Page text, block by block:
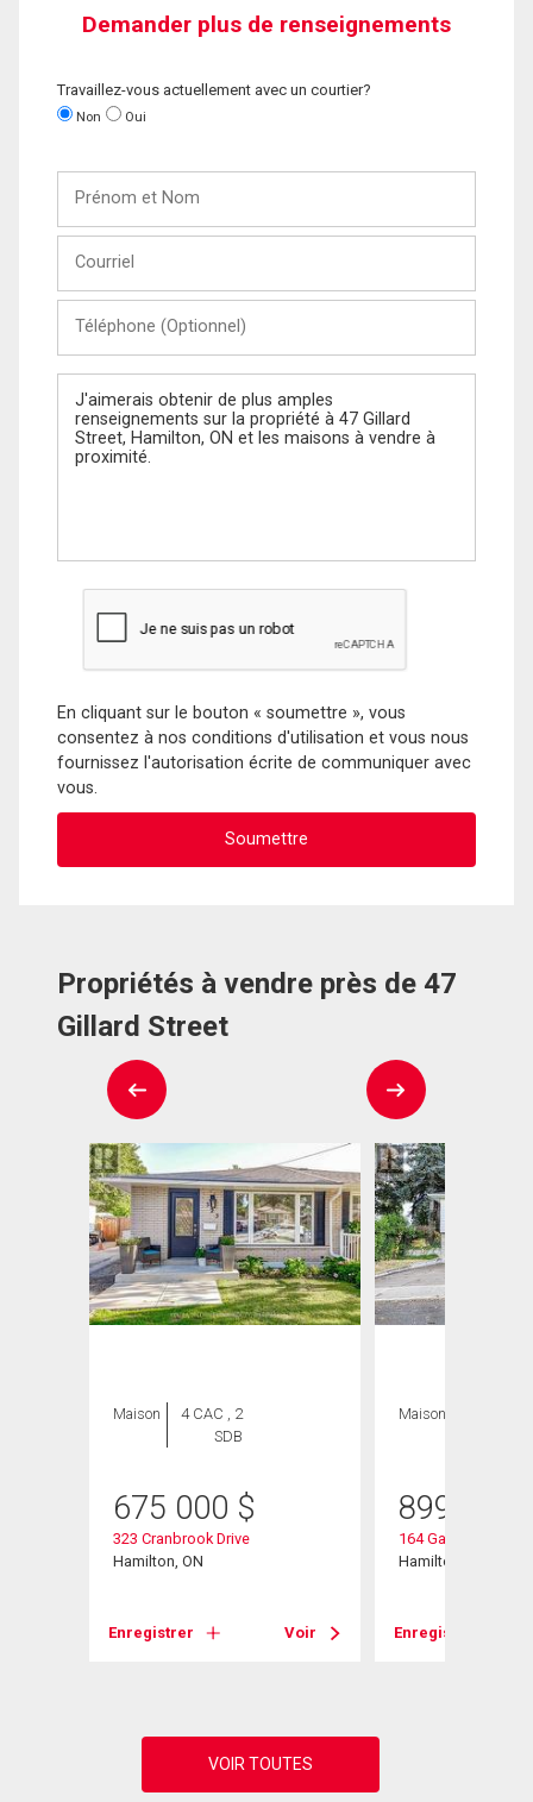
Demander plus de renseignements
Travaillez-vous actuellement avec un courtier?
Non Oui
Nom
(Optionnel)
Message
En cliquant sur le bouton « soumettre », vous
consentez à nos conditions d'utilisation et vous nous
fournissez l'autorisation écrite de communiquer avec
vous.
Propriétés à vendre près de 47
Gillard Street
Maison
4 CAC , 2
SDB
675 000 $
323 Cranbrook Drive
Hamilton, ON
Enregistrer Voir
Maison
899 000
164 Gardiner Drive
Hamilton, ON
Enregistrer